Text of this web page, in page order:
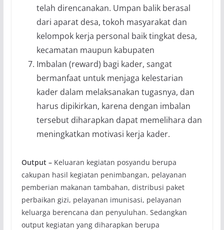
telah direncanakan. Umpan balik berasal
dari aparat desa, tokoh masyarakat dan
kelompok kerja personal baik tingkat desa,
kecamatan maupun kabupaten
Imbalan (reward) bagi kader, sangat
bermanfaat untuk menjaga kelestarian
kader dalam melaksanakan tugasnya, dan
harus dipikirkan, karena dengan imbalan
tersebut diharapkan dapat memelihara dan
meningkatkan motivasi kerja kader.
Output –Keluaran kegiatan posyandu berupa
cakupan hasil kegiatan penimbangan, pelayanan
pemberian makanan tambahan, distribusi paket
perbaikan gizi, pelayanan imunisasi, pelayanan
keluarga berencana dan penyuluhan. Sedangkan
output kegiatan yang diharapkan berupa